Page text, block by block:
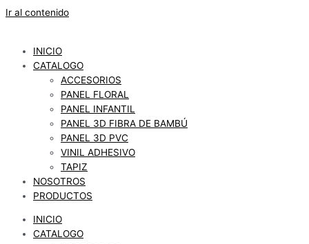
Ir al contenido
INICIO
CATALOGO
ACCESORIOS
PANEL FLORAL
PANEL INFANTIL
PANEL 3D FIBRA DE BAMBÚ
PANEL 3D PVC
VINIL ADHESIVO
TAPIZ
NOSOTROS
PRODUCTOS
INICIO
CATALOGO